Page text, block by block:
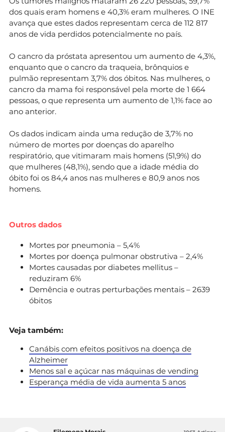
dos quais eram homens e 40,3% eram mulheres. O INE
avança que estes dados representam cerca de 112 817
anos de vida perdidos potencialmente no país.
O cancro da próstata apresentou um aumento de 4,3%,
enquanto que o cancro da traqueia, brônquios e
pulmão representam 3,7% dos óbitos. Nas mulheres, o
cancro da mama foi responsável pela morte de 1 664
pessoas, o que representa um aumento de 1,1% face ao
ano anterior.
Os dados indicam ainda uma redução de 3,7% no
número de mortes por doenças do aparelho
respiratório, que vitimaram mais homens (51,9%) do
que mulheres (48,1%), sendo que a idade média do
óbito foi os 84,4 anos nas mulheres e 80,9 anos nos
homens.
Outros dados
Mortes por pneumonia – 5,4%
Mortes por doença pulmonar obstrutiva – 2,4%
Mortes causadas por diabetes mellitus –
reduziram 6%
Demência e outras perturbações mentais – 2639
óbitos
Veja também:
Canábis com efeitos positivos na doença de
Alzheimer
Menos sal e açúcar nas máquinas de vending
Esperança média de vida aumenta 5 anos